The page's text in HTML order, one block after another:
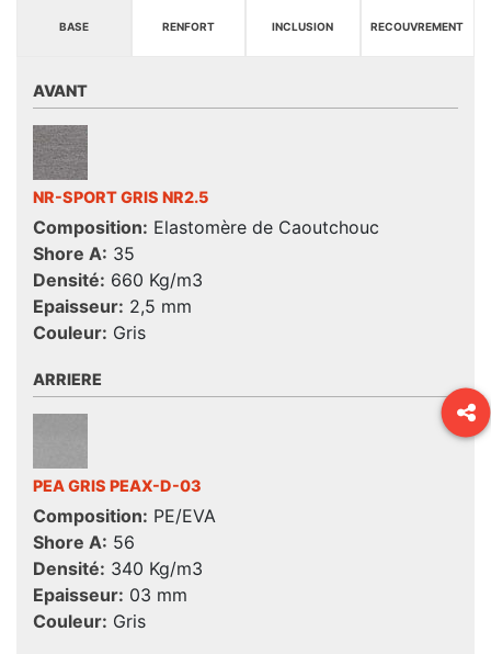
BASE RENFORT INCLUSION RECOUVREMENT
AVANT
NR-SPORT GRIS NR2.5
Composition: Elastomère de Caoutchouc
Shore A: 35
Densité: 660 Kg/m3
Epaisseur: 2,5 mm
Couleur: Gris
ARRIERE
PEA GRIS PEAX-D-03
Composition: PE/EVA
Shore A: 56
Densité: 340 Kg/m3
Epaisseur: 03 mm
Couleur: Gris